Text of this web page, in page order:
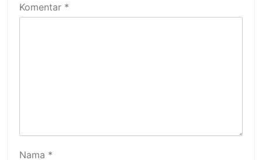
Komentar *
Nama *